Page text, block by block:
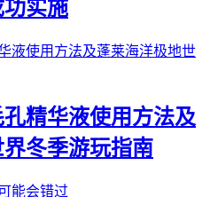
实施
精华液使用方法及
冬季游玩指南